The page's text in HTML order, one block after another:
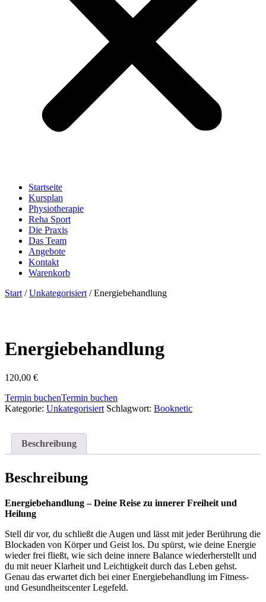
Startseite
Kursplan
Physiotherapie
Reha Sport
Die Praxis
Das Team
Angebote
Kontakt
Warenkorb
Start /Unkategorisiert / Energiebehandlung
Energiebehandlung
120,00 €
Termin buchenTermin buchen
Kategorie: Unkategorisiert Schlagwort: Booknetic
Beschreibung
Beschreibung
Energiebehandlung – Deine Reise zu innerer Freiheit und
Heilung
Stell dir vor, du schließt die Augen und lässt mit jeder Berührung die
Blockaden von Körper und Geist los. Du spürst, wie deine Energie
wieder frei fließt, wie sich deine innere Balance wiederherstellt und
du mit neuer Klarheit und Leichtigkeit durch das Leben gehst.
Genau das erwartet dich bei einer Energiebehandlung im Fitness-
und Gesundheitscenter Legefeld.